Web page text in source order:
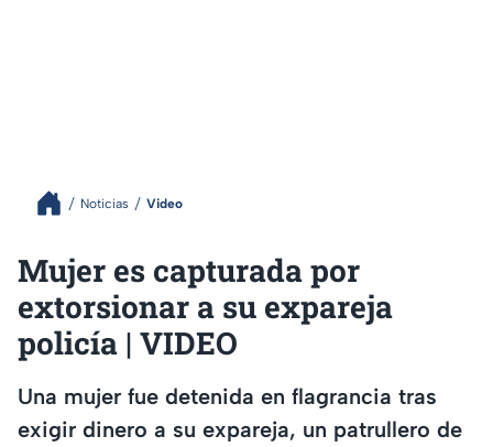
Noticias Video
Mujer es capturada por
extorsionar a su expareja
policía | VIDEO
Una mujer fue detenida en flagrancia tras
exigir dinero a su expareja, un patrullero de